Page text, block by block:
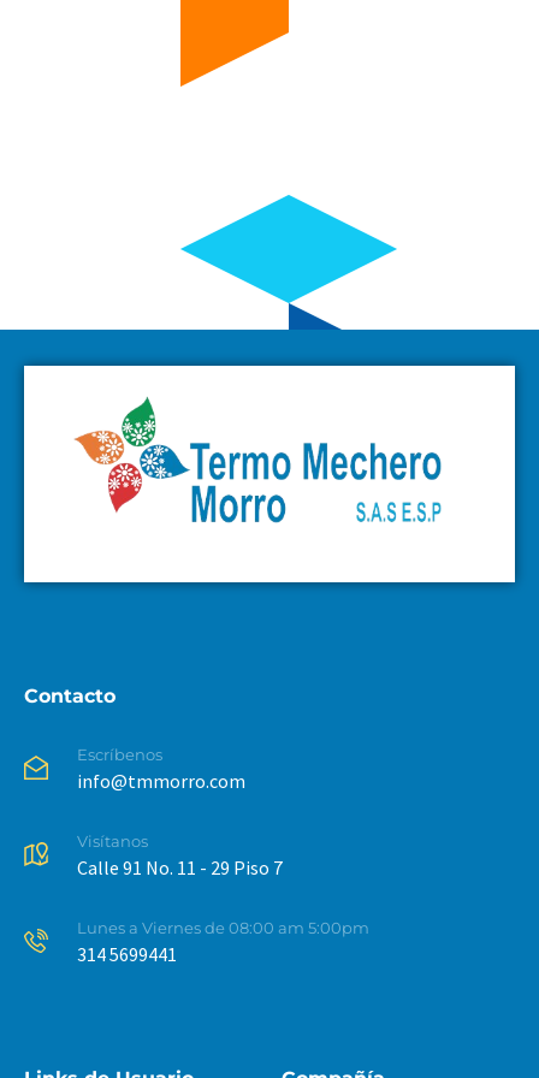
Contacto
Escríbenos
info@tmmorro.com
Visítanos
Calle 91 No. 11 - 29 Piso 7
Lunes a Viernes de 08:00 am 5:00pm
314 5699441